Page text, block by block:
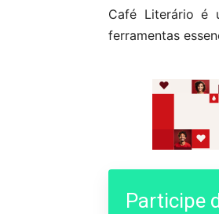
Café Literário é
ferramentas
Participe